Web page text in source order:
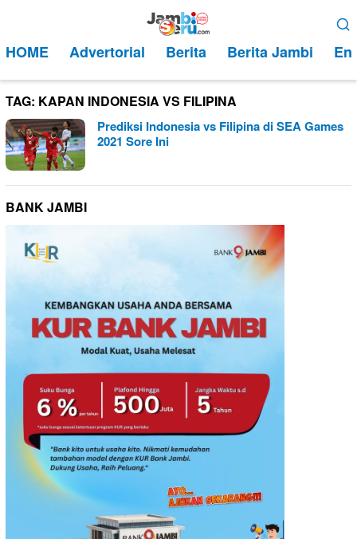
kontenMobile
HOME Advertorial Berita Berita Jambi
TAG: KAPAN INDONESIA VS FILIPINA
Prediksi Indonesia vs Filipina di SEA Games
2021 Sore Ini
BANK JAMBI